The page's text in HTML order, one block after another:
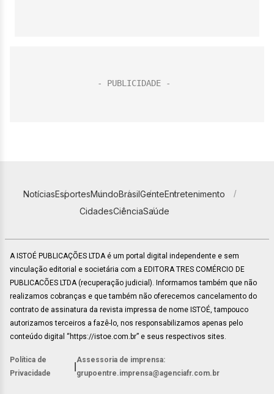
NotíciasEsportesMundoBrasilGenteEntretenimento
CidadesCiênciaSaúde
A ISTOÉ PUBLICAÇÕES LTDA é um portal digital independente e sem
vinculação editorial e societária com a EDITORA TRES COMÉRCIO DE
PUBLICACÕES LTDA (recuperação judicial). Informamos também que não
realizamos cobranças e que também não oferecemos cancelamento do
contrato de assinatura da revista impressa de nome ISTOÉ, tampouco
autorizamos terceiros a fazê-lo, nos responsabilizamos apenas pelo
conteúdo digital “https://istoe.com.br” e seus respectivos sites.
Política de
Privacidade
Assessoria de imprensa:
grupoentre.imprensa@agenciafr.com.br